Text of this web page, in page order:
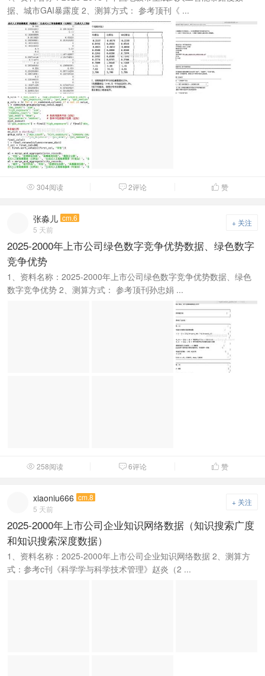
据、城市GAI暴露度 2、测算方式： 参考顶刊《 ...
 304阅读  2评论  赞
+ 关注
张淼儿 cm.6
5 天前
2025-2000年上市公司绿色数字竞争优势数据、绿色数字
竞争优势
1、资料名称：2025-2000年上市公司绿色数字竞争优势数据、绿色
数字竞争优势 2、测算方式： 参考顶刊孙忠娟 ...
 258阅读  6评论  赞
+ 关注
xiaoniu666 cm.8
5 天前
2025-2000年上市公司企业知识网络数据（知识搜索广度
和知识搜索深度数据）
1、资料名称：2025-2000年上市公司企业知识网络数据 2、测算方
式：参考c刊《科学学与科学技术管理》赵炎（2 ...